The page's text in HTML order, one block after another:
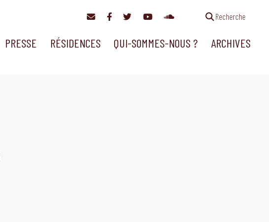
Recherche
PRESSE RÉSIDENCES QUI-SOMMES-NOUS ? ARCHIVES